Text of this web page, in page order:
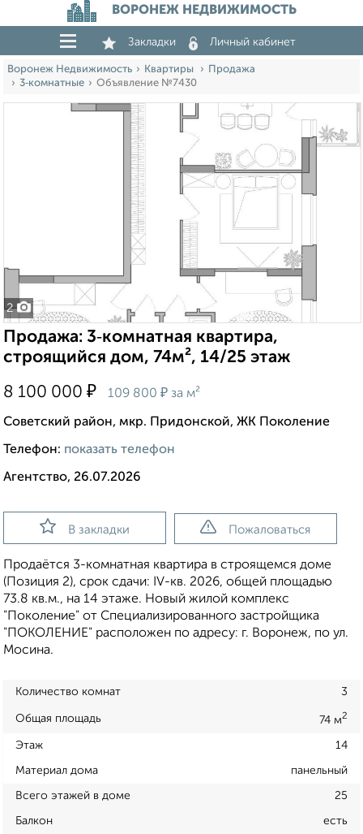
ВОРОНЕЖ НЕДВИЖИМОСТЬ
Закладки Личный кабинет
Воронеж Недвижимость Квартиры
Продажа
3‑комнатные
Объявление №7430
2
Продажа: 3‑комнатная квартира,
строящийся дом, 74м², 14/25 этаж
8 100 000 ₽ 109 800 ₽ за м²
Советский район, мкр. Придонской, ЖК Поколение
Телефон: показать телефон
Агентство, 26.07.2026
В закладки Пожаловаться
Продаётся 3-комнатная квартира в строящемся доме
(Позиция 2), срок сдачи: IV-кв. 2026, общей площадью
73.8 кв.м., на 14 этаже. Новый жилой комплекс
"Поколение" от Специализированного застройщика
"ПОКОЛЕНИЕ" расположен по адресу: г. Воронеж, по ул.
Мосина.
Количество комнат 3
Общая площадь 74 м2
Этаж 14
Материал дома панельный
Всего этажей в доме 25
Балкон есть